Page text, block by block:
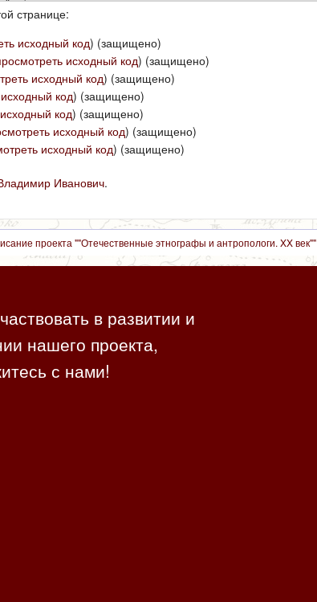
странице:
исходный код) (защищено)
исходный код) (защищено)
исходный код) (защищено)
код) (защищено)
код) (защищено)
исходный код) (защищено)
исходный код) (защищено)
Иванович.
проекта ""Отечественные этнографы и антропологи. XX век""
в развитии и
нашего проекта,
с нами!